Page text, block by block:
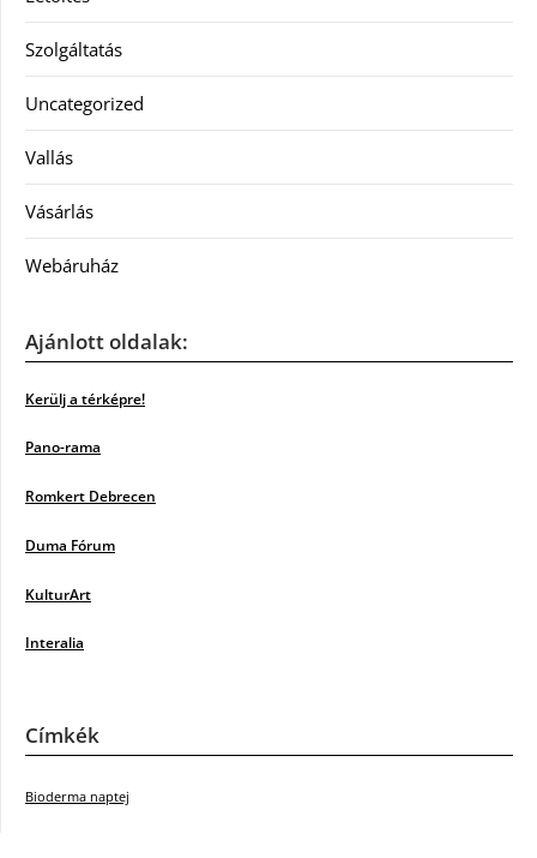
Szolgáltatás
Uncategorized
Vallás
Vásárlás
Webáruház
Ajánlott oldalak:
Kerülj a térképre!
Pano-rama
Romkert Debrecen
Duma Fórum
KulturArt
Interalia
Címkék
Bioderma naptej